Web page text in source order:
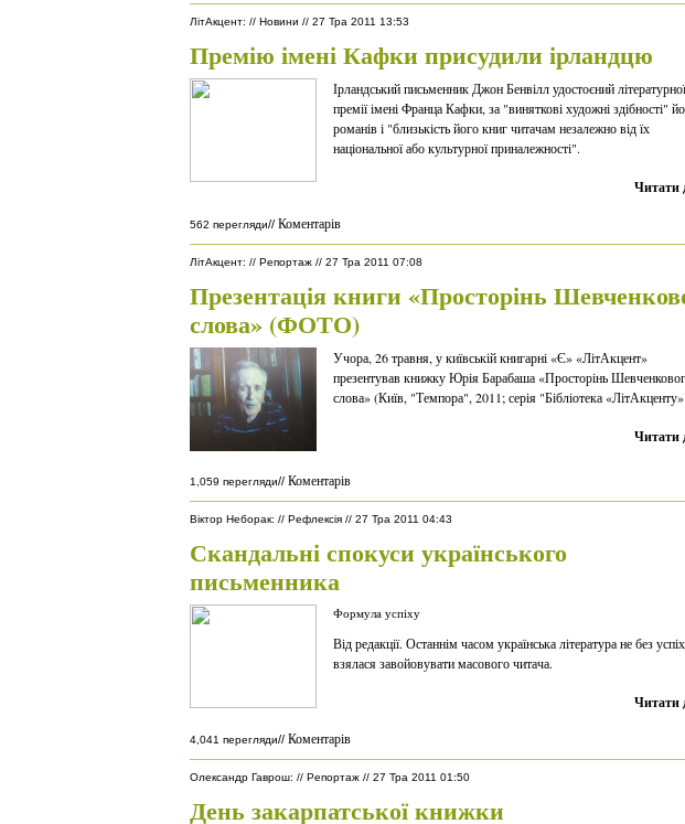
ЛітАкцент: // Новини // 27 Тра 2011 13:53
Премію імені Кафки присудили ірландцю
Ірландський письменник Джон Бенвілл удостоєний літературної
премії імені Франца Кафки, за "виняткові художні здібності"
романів і "близькість його книг читачам незалежно від їх
національної або культурної приналежності".
Читати
562 перегляди// Коментарів
ЛітАкцент: // Репортаж // 27 Тра 2011 07:08
Презентація книги «Просторінь
слова» (ФОТО)
Учора, 26 травня, у київській книгарні «Є» «ЛітАкцент»
презентував книжку Юрія Барабаша «Просторінь
слова» (Київ, "Темпора", 2011; серія "Бібліотека
Читати
1,059 перегляди// Коментарів
Віктор Неборак: // Рефлексія // 27 Тра 2011 04:43
Скандальні спокуси українського
письменника
Формула успіху
Від редакції. Останнім часом українська література не без
взялася завойовувати масового читача.
Читати
4,041 перегляди// Коментарів
Олександр Гаврош: // Репортаж // 27 Тра 2011 01:50
День закарпатської книжки